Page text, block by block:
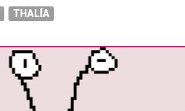
THALÍA